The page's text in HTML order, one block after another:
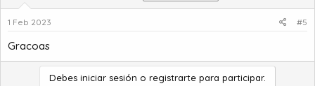
1 Feb 2023 #5
Gracoas
Debes iniciar sesión o registrarte para participar.